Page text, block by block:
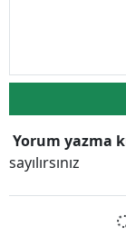
Yorum yazma
sayılırsınız